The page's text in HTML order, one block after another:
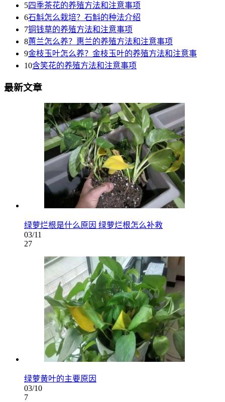
5四季茶花的养殖方法和注意事项
6石斛怎么栽培？石斛的种法介绍
7铜钱草的养殖方法和注意事项
8蕙兰怎么养？惠兰的养殖方法和注意事项
9金枝玉叶怎么养？金枝玉叶的养殖方法和注意事
10含笑花的养殖方法和注意事项
最新文章
绿萝烂根是什么原因 绿萝烂根怎么补救
03/11
27
绿萝黄叶的主要原因
03/10
7